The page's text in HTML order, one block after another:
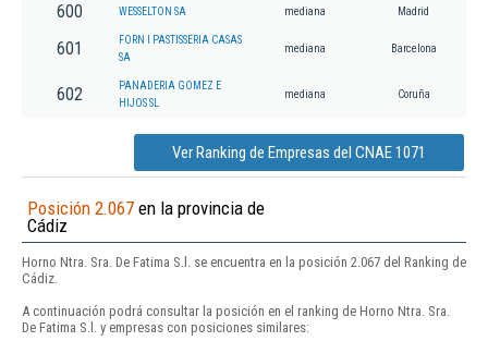
600 WESSELTON SA mediana Madrid
601
FORN I PASTISSERIA CASAS
SA
mediana Barcelona
602
PANADERIA GOMEZ E
HIJOS SL
mediana Coruña
Ver Ranking de Empresas del CNAE 1071
Posición 2.067 en la provincia de
Cádiz
Horno Ntra. Sra. De Fatima S.l. se encuentra en la posición 2.067 del Ranking de
Cádiz.
A continuación podrá consultar la posición en el ranking de Horno Ntra. Sra.
De Fatima S.l. y empresas con posiciones similares: